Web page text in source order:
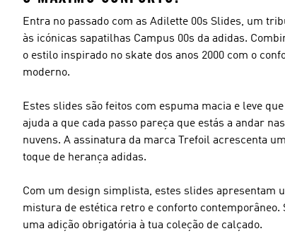
Entra no passado com as Adilette 00s Slides, um
às icónicas sapatilhas Campus 00s da adidas.
o estilo inspirado no skate dos anos 2000 com o
moderno.
Estes slides são feitos com espuma macia e leve que
ajuda a que cada passo pareça que estás a andar nas
nuvens. A assinatura da marca Trefoil acrescenta um
toque de herança adidas.
Com um design simplista, estes slides apresentam
mistura de estética retro e conforto contemporâneo.
uma adição obrigatória à tua coleção de calçado.